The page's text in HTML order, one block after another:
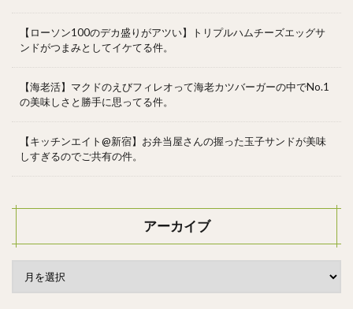
【ローソン100のデカ盛りがアツい】トリプルハムチーズエッグサ
ンドがつまみとしてイケてる件。
【海老活】マクドのえびフィレオって海老カツバーガーの中でNo.1
の美味しさと勝手に思ってる件。
【キッチンエイト@新宿】お弁当屋さんの握った玉子サンドが美味
しすぎるのでご共有の件。
アーカイブ